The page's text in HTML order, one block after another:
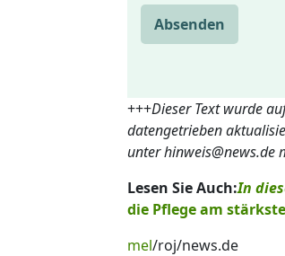
Absenden
+++Dieser Text wurde
datengetrieben
unter hinweis@news.de
Lesen Sie Auch:In
die Pflege am
mel/roj/news.de